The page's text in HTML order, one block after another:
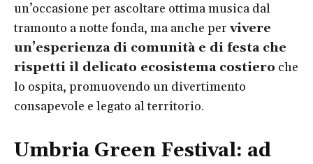
un’occasione per ascoltare ottima musica dal
tramonto a notte fonda, ma anche pervivere
un’esperienza di comunità e di festa che
rispetti il delicato ecosistema costiero che
lo ospita, promuovendo un divertimento
consapevole e legato al territorio.
Umbria Green Festival: ad